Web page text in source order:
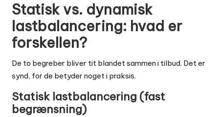
Statisk vs. dynamisk
lastbalancering: hvad er
forskellen?
De to begreber bliver tit blandet sammen i tilbud. Det er
synd, for de betyder noget i praksis.
Statisk lastbalancering (fast
begrænsning)